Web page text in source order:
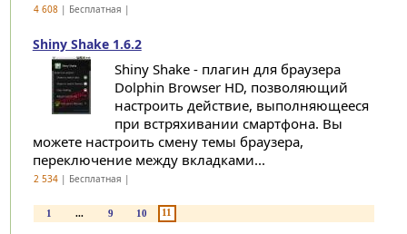
4 608| Бесплатная |
Shiny Shake 1.6.2
Shiny Shake - плагин для браузера
Dolphin Browser HD, позволяющий
настроить действие, выполняющееся
при встряхивании смартфона. Вы
можете настроить смену темы браузера,
переключение между вкладками...
2 534| Бесплатная |
1 ... 9 10 11